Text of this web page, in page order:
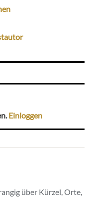
Einloggen
über Kürzel, Orte,